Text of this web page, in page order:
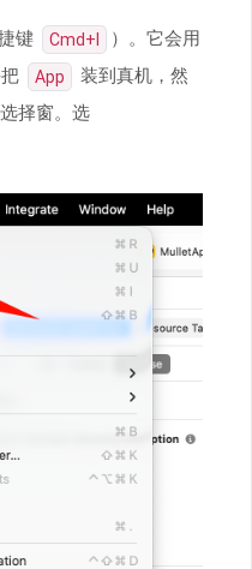
键 Cmd+I
）。它会用
App
装到真机，然
择窗。选